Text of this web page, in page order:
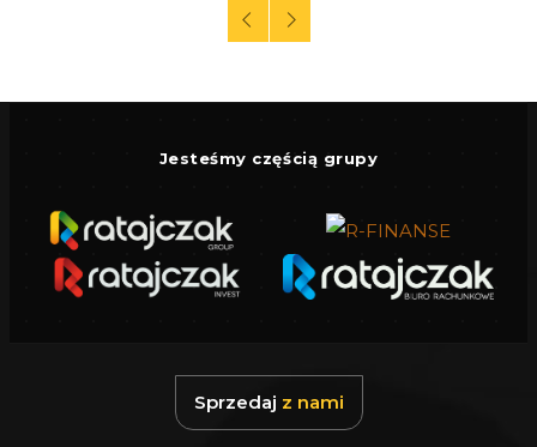
Jesteśmy częścią grupy
Sprzedaj z nami